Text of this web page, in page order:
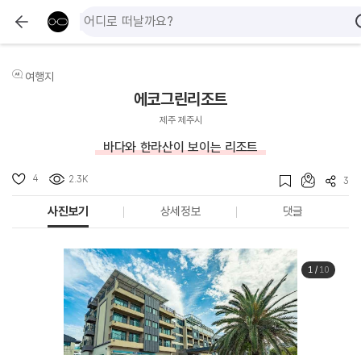
여행지
에코그린리조트
제주 제주시
바다와 한라산이 보이는 리조트
4 2.3K 3
사진보기 상세정보 댓글
1/ 10